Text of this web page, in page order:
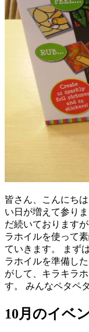
皆さん、こんにち
い日が増えて参り
だ続いております
ラホイルを使って
ていきます。 まず
ラホイルを準備し
がして、キラキラ
す。 みんなペタペ
10月のイベ